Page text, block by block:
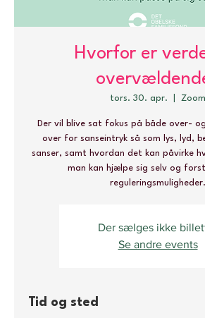
Hvorfor er
tors. 30. apr. Zoom
Der vil blive sat fokus på både over-
over for sanseintryk så som lys, lyd,
sanser, samt hvordan det kan påvirke
man kan hjælpe sig selv og
reguleringsmuligheder.
Der sælges ikke
Se andre events
Tid og sted